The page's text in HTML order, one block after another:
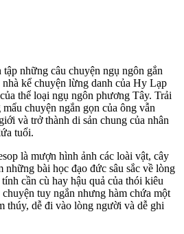
tập những câu chuyện ngụ ngôn gắn
kể chuyện lừng danh của Hy Lạp
thể loại ngụ ngôn phương Tây. Trải
chuyện ngắn gọn của ông vẫn
và trở thành di sản chung của nhân
tuổi.
là mượn hình ảnh các loài vật, cây
những bài học đạo đức sâu sắc về lòng
cần cù hay hậu quả của thói kiêu
tuy ngắn nhưng hàm chứa một
thúy, dễ đi vào lòng người và dễ ghi